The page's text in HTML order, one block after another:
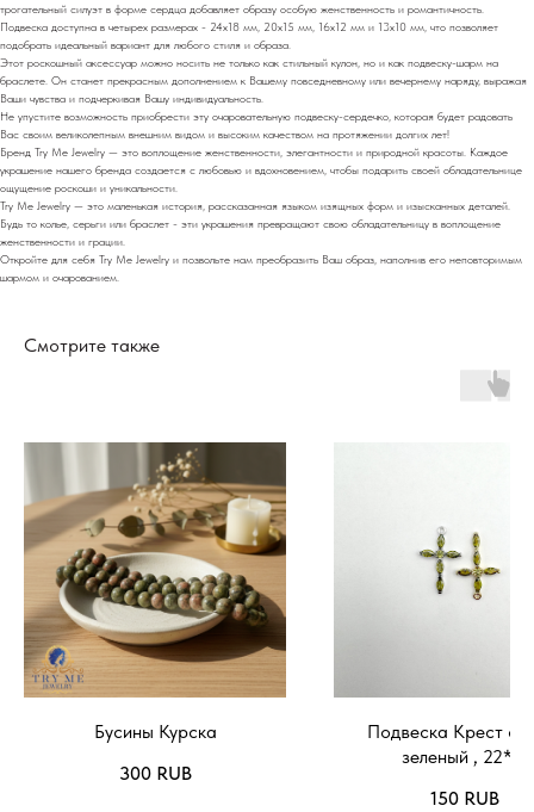
трогательный силуэт в форме сердца добавляет образу особую женственность и романтичность.
Подвеска доступна в четырех размерах - 24х18 мм, 20х15 мм, 16х12 мм и 13х10 мм, что позволяет
подобрать идеальный вариант для любого стиля и образа.
Этот роскошный аксессуар можно носить не только как стильный кулон, но и как подвеску-шарм на
браслете. Он станет прекрасным дополнением к Вашему повседневному или вечернему наряду, выражая
Ваши чувства и подчеркивая Вашу индивидуальность.
Не упустите возможность приобрести эту очаровательную подвеску-сердечко, которая будет радовать
Вас своим великолепным внешним видом и высоким качеством на протяжении долгих лет!
Бренд Try Me Jewelry — это воплощение женственности, элегантности и природной красоты. Каждое
украшение нашего бренда создается с любовью и вдохновением, чтобы подарить своей обладательнице
ощущение роскоши и уникальности.
Try Me Jewelry — это маленькая история, рассказанная языком изящных форм и изысканных деталей.
Будь то колье, серьги или браслет - эти украшения превращают свою обладательницу в воплощение
женственности и грации.
Откройте для себя Try Me Jewelry и позвольте нам преобразить Ваш образ, наполнив его неповторимым
шармом и очарованием.
Смотрите также
Бусины Курска
300 RUB
Подвеска Крест
зеленый , 22*14
150 RUB